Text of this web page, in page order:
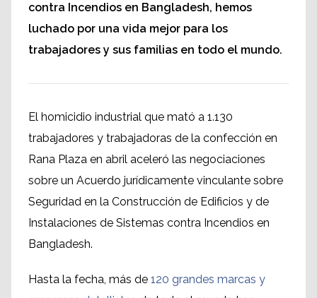
contra Incendios en Bangladesh, hemos
luchado por una vida mejor para los
trabajadores y sus familias en todo el mundo.
El homicidio industrial que mató a 1.130
trabajadores y trabajadoras de la confección en
Rana Plaza en abril aceleró las negociaciones
sobre un Acuerdo jurídicamente vinculante sobre
Seguridad en la Construcción de Edificios y de
Instalaciones de Sistemas contra Incendios en
Bangladesh.
Hasta la fecha, más de 120 grandes marcas y